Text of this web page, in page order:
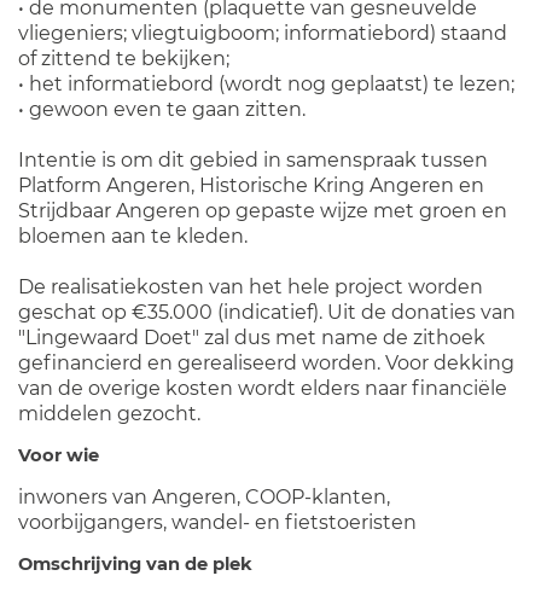
• de monumenten (plaquette van gesneuvelde
vliegeniers; vliegtuigboom; informatiebord) staand
of zittend te bekijken;
• het informatiebord (wordt nog geplaatst) te lezen;
• gewoon even te gaan zitten.
Intentie is om dit gebied in samenspraak tussen
Platform Angeren, Historische Kring Angeren en
Strijdbaar Angeren op gepaste wijze met groen en
bloemen aan te kleden.
De realisatiekosten van het hele project worden
geschat op €35.000 (indicatief). Uit de donaties van
"Lingewaard Doet" zal dus met name de zithoek
gefinancierd en gerealiseerd worden. Voor dekking
van de overige kosten wordt elders naar financiële
middelen gezocht.
Voor wie
inwoners van Angeren, COOP-klanten,
voorbijgangers, wandel- en fietstoeristen
Omschrijving van de plek